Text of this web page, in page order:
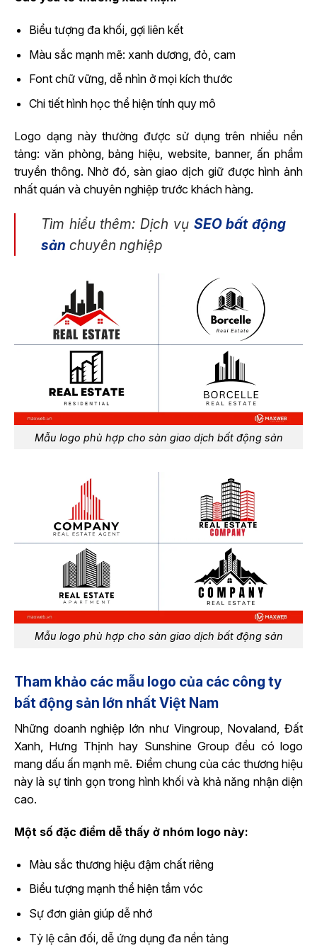
Biểu tượng đa khối, gợi liên kết
Màu sắc mạnh mẽ: xanh dương, đỏ, cam
Font chữ vững, dễ nhìn ở mọi kích thước
Chi tiết hình học thể hiện tính quy mô
Logo dạng này thường được sử dụng trên nhiều nền
tảng: văn phòng, bảng hiệu, website, banner, ấn phẩm
truyền thông. Nhờ đó, sàn giao dịch giữ được hình ảnh
nhất quán và chuyên nghiệp trước khách hàng.
Tìm hiểu thêm: Dịch vụ SEO bất động
sản chuyên nghiệp
Mẫu logo phù hợp cho sàn giao dịch bất động sản
Mẫu logo phù hợp cho sàn giao dịch bất động sản
Tham khảo các mẫu logo của các công ty
bất động sản lớn nhất Việt Nam
Những doanh nghiệp lớn như Vingroup, Novaland, Đất
Xanh, Hưng Thịnh hay Sunshine Group đều có logo
mang dấu ấn mạnh mẽ. Điểm chung của các thương hiệu
này là sự tinh gọn trong hình khối và khả năng nhận diện
cao.
Một số đặc điểm dễ thấy ở nhóm logo này:
Màu sắc thương hiệu đậm chất riêng
Biểu tượng mạnh thể hiện tầm vóc
Sự đơn giản giúp dễ nhớ
Tỷ lệ cân đối, dễ ứng dụng đa nền tảng